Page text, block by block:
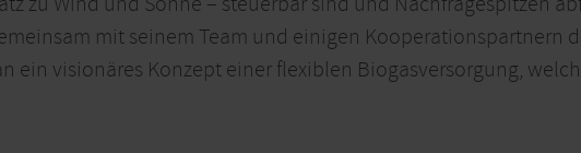
mit seinem Team und einigen Kooperationspartnern
ein visionäres Konzept einer flexiblen Biogasversorgung,